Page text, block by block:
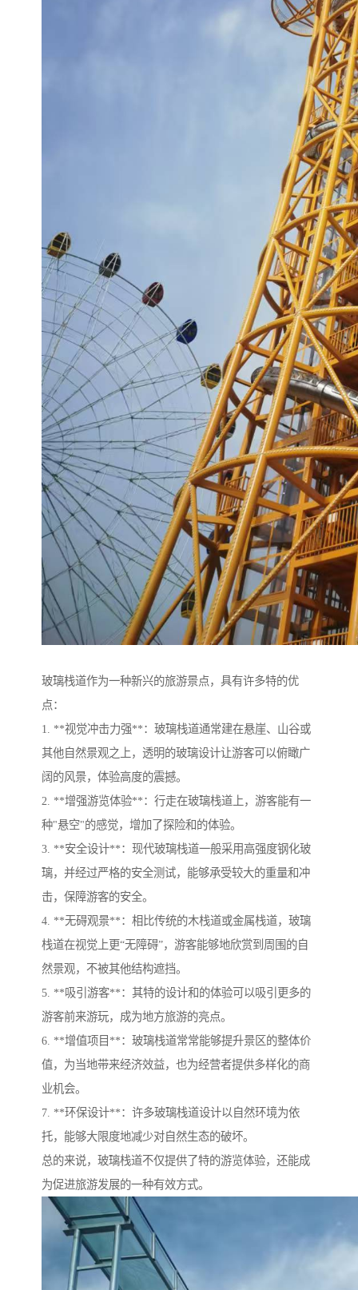
玻璃栈道作为一种新兴的旅游景点，具有许多特的优
点：
1. **视觉冲击力强**：玻璃栈道通常建在悬崖、山谷或
其他自然景观之上，透明的玻璃设计让游客可以俯瞰广
阔的风景，体验高度的震撼。
2. **增强游览体验**：行走在玻璃栈道上，游客能有一
种"悬空"的感觉，增加了探险和的体验。
3. **安全设计**：现代玻璃栈道一般采用高强度钢化玻
璃，并经过严格的安全测试，能够承受较大的重量和冲
击，保障游客的安全。
4. **无碍观景**：相比传统的木栈道或金属栈道，玻璃
栈道在视觉上更“无障碍”，游客能够地欣赏到周围的自
然景观，不被其他结构遮挡。
5. **吸引游客**：其特的设计和的体验可以吸引更多的
游客前来游玩，成为地方旅游的亮点。
6. **增值项目**：玻璃栈道常常能够提升景区的整体价
值，为当地带来经济效益，也为经营者提供多样化的商
业机会。
7. **环保设计**：许多玻璃栈道设计以自然环境为依
托，能够大限度地减少对自然生态的破坏。
总的来说，玻璃栈道不仅提供了特的游览体验，还能成
为促进旅游发展的一种有效方式。